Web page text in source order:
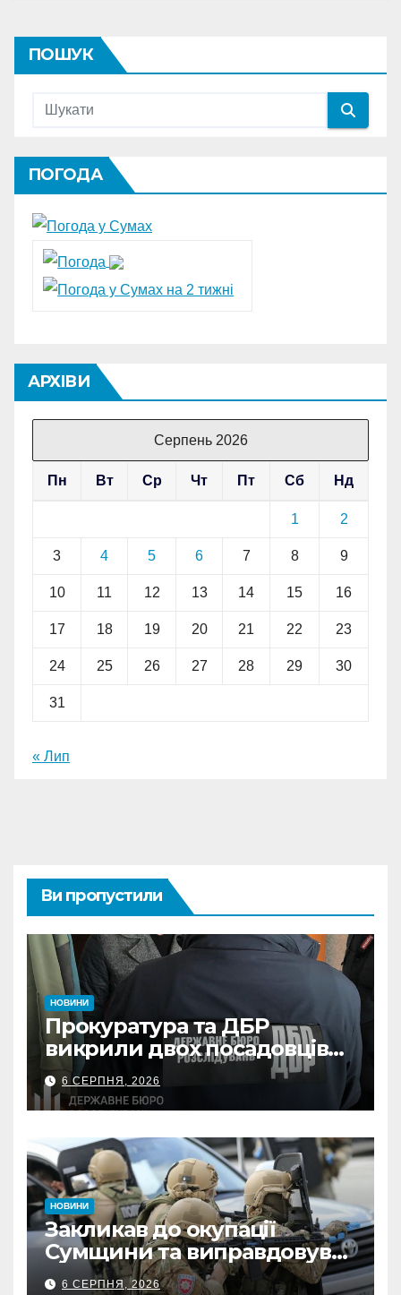
ПОШУК
ПОГОДА
АРХІВИ
Серпень 2026
Пн Вт Ср Чт Пт Сб Нд
1 2
3 4 5 6 7 8 9
10 11 12 13 14 15 16
17 18 19 20 21 22 23
24 25 26 27 28 29 30
31
« Лип
Ви пропустили
НОВИНИ
Прокуратура та ДБР
викрили двох посадовців
ДПС Сумщини на вимаганні
неправомірної вигоди у
ФОПа
6 СЕРПНЯ, 2026
НОВИНИ
Закликав до окупації
Сумщини та виправдовував
обстріли: СБУ викрила
6 СЕРПНЯ, 2026